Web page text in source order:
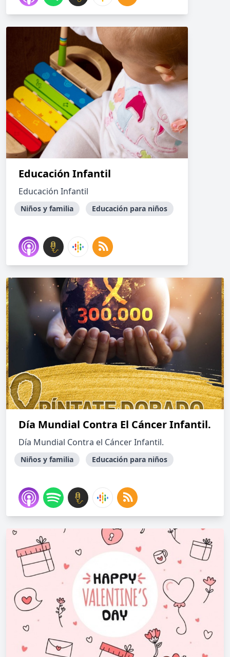
Educación Infantil
Educación Infantil
Niños y familia Educación para niños
Día Mundial Contra El Cáncer Infantil.
Día Mundial Contra el Cáncer Infantil.
Niños y familia Educación para niños